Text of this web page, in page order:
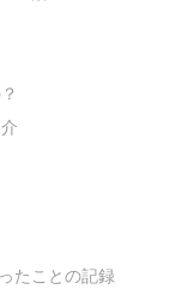
たことの記録